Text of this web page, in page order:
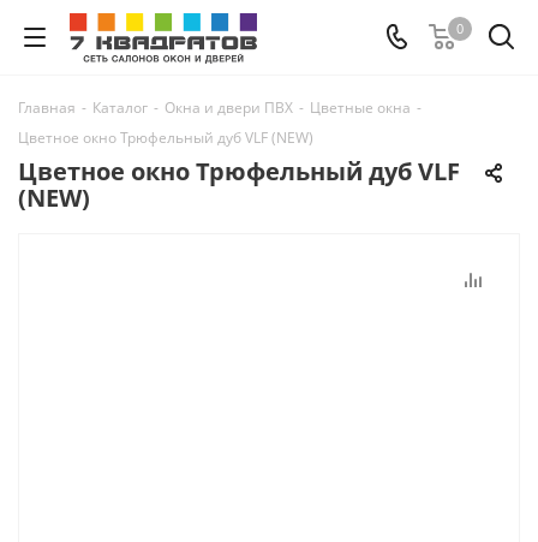
0
Главная - Каталог - Окна и двери ПВХ - Цветные окна -
Цветное окно Трюфельный дуб VLF (NEW)
Цветное окно Трюфельный дуб VLF
(NEW)